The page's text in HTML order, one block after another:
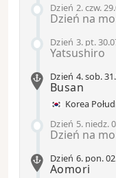
Dzień 2.czw.
Dzień na
Dzień 3. pt.
Yatsushiro
Dzień 4.sob.
Busan
Korea
Dzień 5. niedz.
Dzień na
Dzień 6. pon.
Aomori